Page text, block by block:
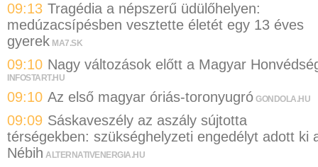
09:13 Tragédia a népszerű üdülőhelyen:
medúzacsípésben vesztette életét egy 13 éves
gyerek MA7.SK
09:10 Nagy változások előtt a Magyar
INFOSTART.HU
09:10 Az első magyar óriás-toronyugró GONDOLA.HU
09:09 Sáskaveszély az aszály sújtotta
térségekben: szükséghelyzeti engedélyt adott ki
Nébih ALTERNATIVENERGIA.HU